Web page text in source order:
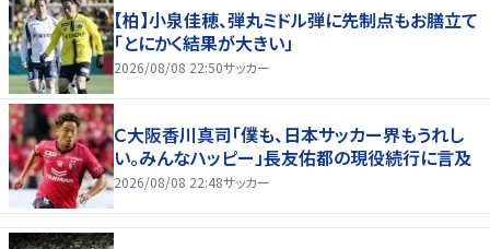
【柏】小泉佳穂、弾丸ミドル弾に先制点もお膳立て
「とにかく結果が大きい」
2026/08/08 22:50サッカー
Ｃ大阪香川真司「僕も、日本サッカー界もうれし
い。みんなハッピー」長友佑都の現役続行に言及
2026/08/08 22:48サッカー